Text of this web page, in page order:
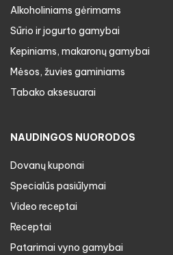
Alkoholiniams gėrimams
Sūrio ir jogurto gamybai
Kepiniams, makaronų gamybai
Mėsos, žuvies gaminiams
Tabako aksesuarai
NAUDINGOS NUORODOS
Dovanų kuponai
Specialūs pasiūlymai
Video receptai
Receptai
Patarimai vyno gamybai